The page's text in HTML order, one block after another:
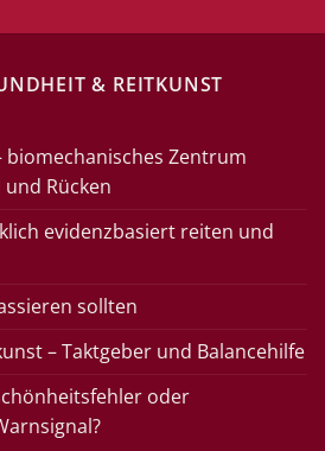
& REITKUNST
biomechanisches Zentrum
Rücken
evidenzbasiert reiten und
sollten
– Taktgeber und Balancehilfe
oder